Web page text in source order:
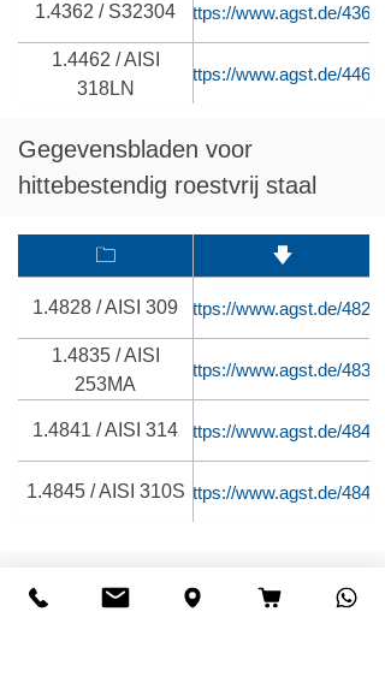
1.4362 / S32304 https://www.agst.de/4362
1.4462 / AISI
318LN
https://www.agst.de/4462
Gegevensbladen voor
hittebestendig roestvrij staal
🗀 🡇
1.4828 / AISI 309 https://www.agst.de/4828
1.4835 / AISI
253MA
https://www.agst.de/4835
1.4841 / AISI 314 https://www.agst.de/4841
1.4845 / AISI 310Shttps://www.agst.de/4845
Beschikbare roestvrijstalen